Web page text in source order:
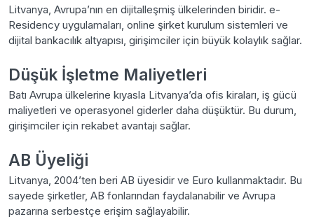
Litvanya, Avrupa’nın en dijitalleşmiş ülkelerinden biridir. e-
Residency uygulamaları, online şirket kurulum sistemleri ve
dijital bankacılık altyapısı, girişimciler için büyük kolaylık sağlar.
Düşük İşletme Maliyetleri
Batı Avrupa ülkelerine kıyasla Litvanya’da ofis kiraları, iş gücü
maliyetleri ve operasyonel giderler daha düşüktür. Bu durum,
girişimciler için rekabet avantajı sağlar.
AB Üyeliği
Litvanya, 2004’ten beri AB üyesidir ve Euro kullanmaktadır. Bu
sayede şirketler, AB fonlarından faydalanabilir ve Avrupa
pazarına serbestçe erişim sağlayabilir.